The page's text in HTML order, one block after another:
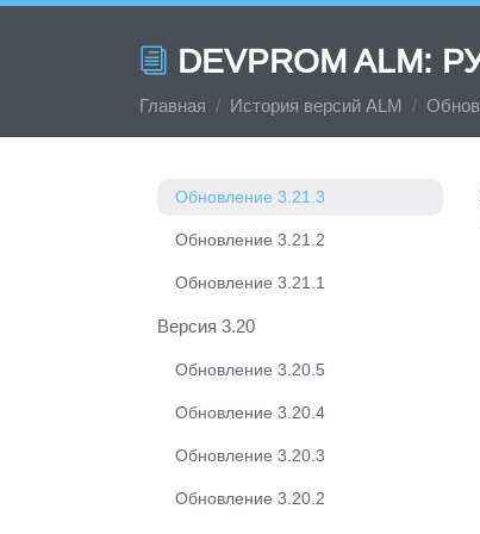
DEVPROM
Главная История версий ALM
Обновление 3.21.6
Обновление 3.21.5
Обновление 3.21.3
Обновление 3.21.2
Обновление 3.21.1
Версия 3.20
Обновление 3.20.5
Обновление 3.20.4
Обновление 3.20.3
Обновление 3.20.2